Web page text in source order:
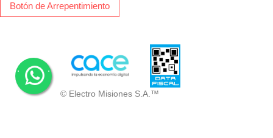
Botón de Arrepentimiento
© Electro Misiones S.A.™
. .